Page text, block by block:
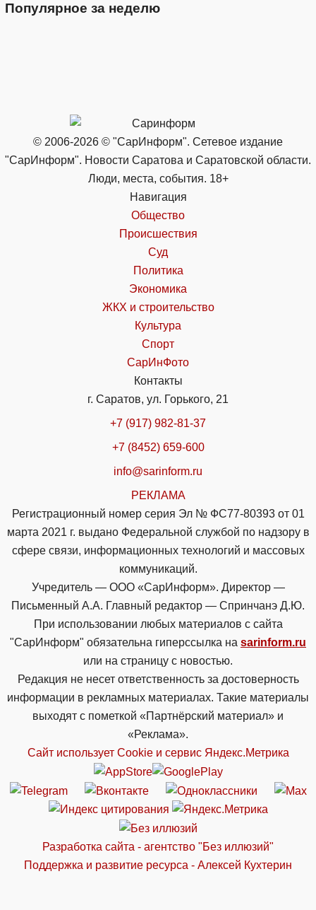
Популярное за неделю
© 2006-2026 © "СарИнформ". Сетевое издание
"СарИнформ". Новости Саратова и Саратовской области.
Люди, места, события. 18+
Навигация
Общество
Происшествия
Суд
Политика
Экономика
ЖКХ и строительство
Культура
Спорт
СарИнФото
Контакты
г. Саратов, ул. Горького, 21
+7 (917) 982-81-37
+7 (8452) 659-600
info@sarinform.ru
РЕКЛАМА
Регистрационный номер серия Эл № ФС77-80393 от 01
марта 2021 г. выдано Федеральной службой по надзору в
сфере связи, информационных технологий и массовых
коммуникаций.
Учредитель — ООО «СарИнформ». Директор —
Письменный А.А. Главный редактор — Спринчанэ Д.Ю.
При использовании любых материалов с сайта
"СарИнформ" обязательна гиперссылка на sarinform.ru
или на страницу с новостью.
Редакция не несет ответственность за достоверность
информации в рекламных материалах. Такие материалы
выходят с пометкой «Партнёрский материал» и
«Реклама».
Сайт использует Cookie и сервиc Яндекс.Метрика
Разработка сайта - агентство "Без иллюзий"
Поддержка и развитие ресурса - Алексей Кухтерин